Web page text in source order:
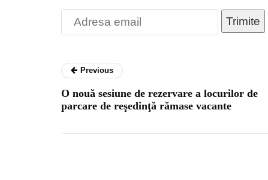
Trimite
Previous
O nouă sesiune de rezervare a locurilor de
parcare de reşedinţă rămase vacante